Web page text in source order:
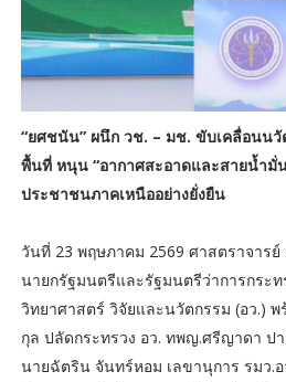
“ยศชนัน” ผนึก วช. – มช. ขับเคลื่อนนวั
พื้นที่ หนุน “อากาศสะอาดและสายน้ำมั่
ประชาชนภาคเหนืออย่างยั่งยืน
วันที่ 23 พฤษภาคม 2569 ศาสตราจาร
นายกรัฐมนตรีและรัฐมนตรีว่าการกระท
วิทยาศาสตร์ วิจัยและนวัตกรรม (อว.)
กุล ปลัดกระทรวง อว. ทพญ.ศรีญาดา ป
นายฉัตริน จันทร์หอม เลขานุการ รมว.